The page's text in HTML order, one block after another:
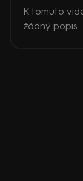
K tomuto
žádný popis.